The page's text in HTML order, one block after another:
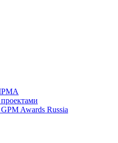
Awards Russia